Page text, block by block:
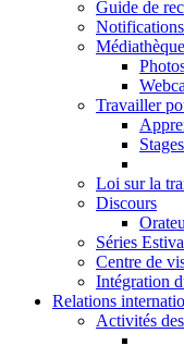
Guide de
Notifications
Médiathèque
Travailler
Loi sur la
Discours
Séries
Centre de
Intégration
Relations
Activités